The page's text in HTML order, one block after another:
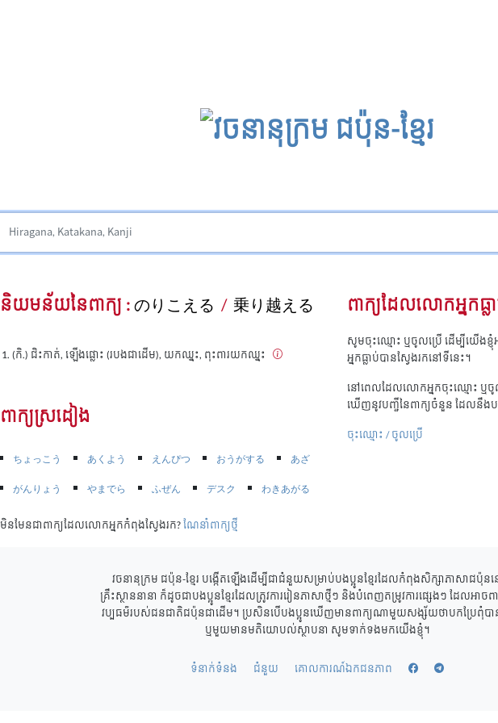
និយមន័យនៃពាក្យ :のりこえる / 乗り越える
(កិ.) ជិះកាត់, ឡើងផ្លោះ (របងជាដើម), យកឈ្នះ, ពុះពារយកឈ្នះ
ពាក្យស្រដៀង
ちょっこう あくよう えんぴつ おうがする
あざ
がんりょう
やまでら ふぜん デスク わきあがる
មិនមែនជាពាក្យដែលលោកអ្នកកំពុងស្វែងរក?ណែនាំពាក្យថ្មី
ពាក្យដែលលោកអ្នកធ្ល
សូមចុះឈ្មោះ ឬចូលប្រើ ដើម្បីយើងខ្
អ្នកធ្លាប់បានស្វែងរកនៅទីនេះ។
នៅពេលដែលលោកអ្នកចុះឈ្មោះ ឬចូ
ឃើញនូវបញ្ជីនៃពាក្យចំនួន ដែលនឹង
ចុះឈ្មោះ / ចូលប្រើ
វចនានុក្រម ជប៉ុន-ខ្មែរ បង្កើតឡើងដើម្បីជាជំនួយសម្រាប់បងប្អូនខ្មែរដែលកំពុងសិក្សាភាសាជប៉ុន
គ្រឹះស្ថាននានា ក៏ដូចជាបងប្អូនខ្មែរដែលត្រូវការរៀនភាសាថ្មីៗ និងបំពេញតម្រូវការផ្សេងៗ ដែលអាច
វប្បធម៌របស់ជនជាតិជប៉ុនជាដើម។ ប្រសិនបើបងប្អូនឃើញមានពាក្យណាមួយសង្ស័យថាបកប្រែពុំបា
ឬមួយមានមតិយោបល់ស្ថាបនា សូមទាក់ទងមកយើងខ្ញុំ។
ទំនាក់ទំនង ជំនួយ គោលការណ៍ឯកជនភាព